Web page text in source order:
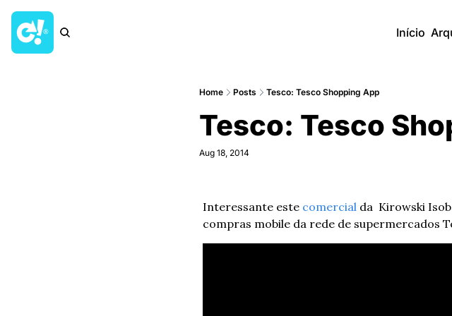
Início
Home Posts Tesco: Tesco Shopping App
Tesco: Tesco
Aug 18, 2014
Interessante este comercial da  Kirowski
compras mobile da rede de supermercados